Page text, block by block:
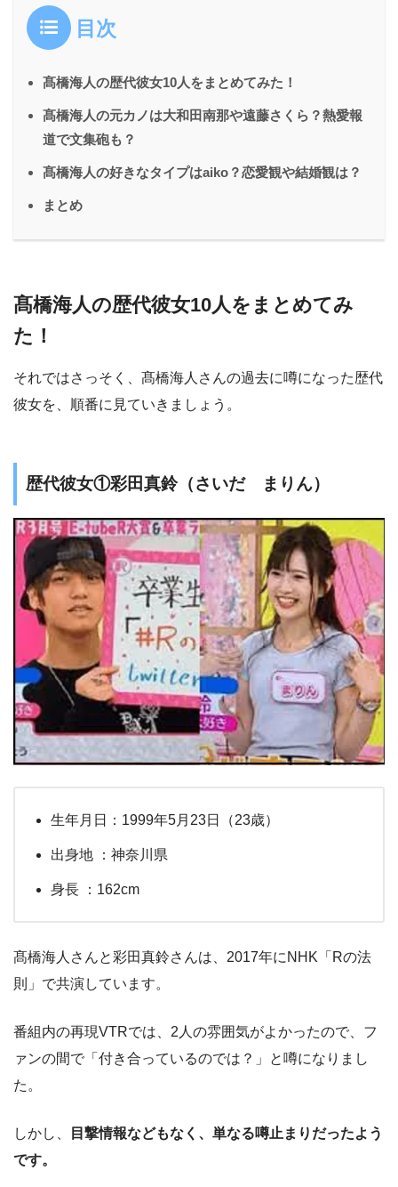
目次
髙橋海人の歴代彼女10人をまとめてみた！
髙橋海人の元カノは大和田南那や遠藤さくら？熱愛報
道で文集砲も？
髙橋海人の好きなタイプはaiko？恋愛観や結婚観は？
まとめ
髙橋海人の歴代彼女10人をまとめてみ
た！
それではさっそく、髙橋海人さんの過去に噂になった歴代
彼女を、順番に見ていきましょう。
歴代彼女①彩田真鈴（さいだ まりん）
生年月日：1999年5月23日（23歳）
出身地 ：神奈川県
身長 ：162cm
髙橋海人さんと彩田真鈴さんは、2017年にNHK「Rの法
則」で共演しています。
番組内の再現VTRでは、2人の雰囲気がよかったので、フ
ァンの間で「付き合っているのでは？」と噂になりまし
た。
しかし、
目撃情報などもなく、単なる噂止まりだったよう
です。